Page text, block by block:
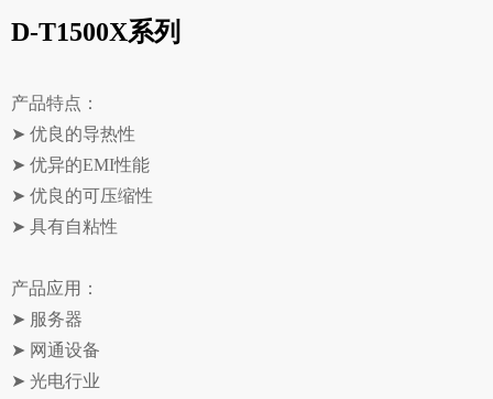
D-T1500X系列
产品特点：
➤ 优良的导热性
➤ 优异的EMI性能
➤ 优良的可压缩性
➤ 具有自粘性
产品应用：
➤ 服务器
➤ 网通设备
➤ 光电行业